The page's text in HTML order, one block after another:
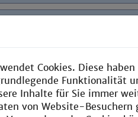
labor/
that I have read/
Cookies. Diese
Funktionalität
Inhalte für Sie immer
von Website-